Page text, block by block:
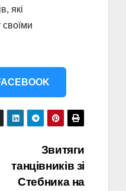
які
своїми
Звитяги
танцівників зі
Стебника на